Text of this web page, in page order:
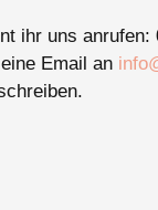
ihr uns anrufen:
Email an